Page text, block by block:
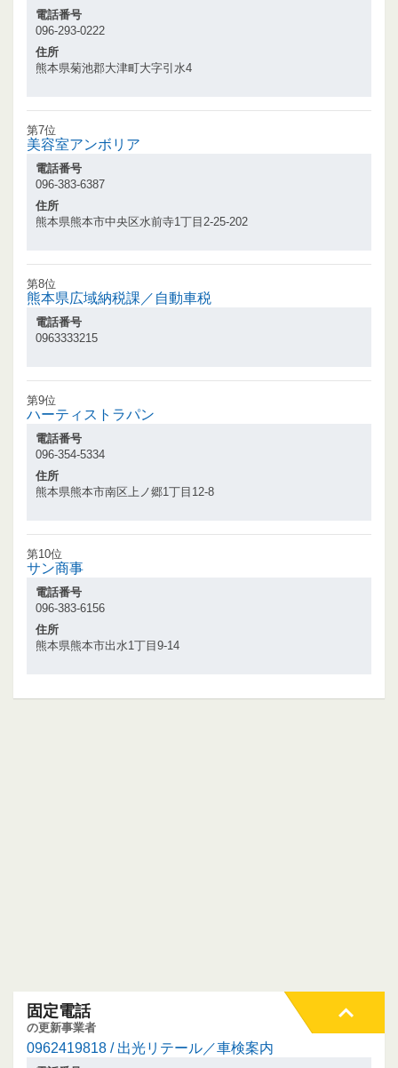
電話番号
096-293-0222
住所
熊本県菊池郡大津町大字引水4
第7位
美容室アンボリア
電話番号
096-383-6387
住所
熊本県熊本市中央区水前寺1丁目2-25-202
第8位
熊本県広域納税課／自動車税
電話番号
0963333215
第9位
ハーティストラパン
電話番号
096-354-5334
住所
熊本県熊本市南区上ノ郷1丁目12-8
第10位
サン商事
電話番号
096-383-6156
住所
熊本県熊本市出水1丁目9-14
固定電話
の更新事業者
0962419818 / 出光リテール／車検案内